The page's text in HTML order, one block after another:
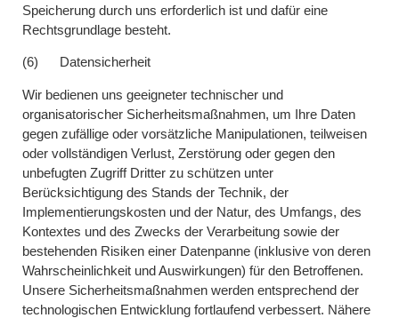
Speicherung durch uns erforderlich ist und dafür eine
Rechtsgrundlage besteht.
(6) Datensicherheit
Wir bedienen uns geeigneter technischer und
organisatorischer Sicherheitsmaßnahmen, um Ihre Daten
gegen zufällige oder vorsätzliche Manipulationen, teilweisen
oder vollständigen Verlust, Zerstörung oder gegen den
unbefugten Zugriff Dritter zu schützen unter
Berücksichtigung des Stands der Technik, der
Implementierungskosten und der Natur, des Umfangs, des
Kontextes und des Zwecks der Verarbeitung sowie der
bestehenden Risiken einer Datenpanne (inklusive von deren
Wahrscheinlichkeit und Auswirkungen) für den Betroffenen.
Unsere Sicherheitsmaßnahmen werden entsprechend der
technologischen Entwicklung fortlaufend verbessert. Nähere